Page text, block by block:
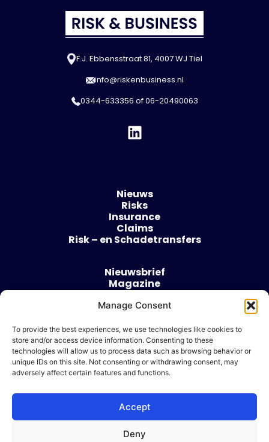
Manage Consent
To provide the best experiences, we use technologies like cookies to
store and/or access device information. Consenting to these
technologies will allow us to process data such as browsing behavior or
unique IDs on this site. Not consenting or withdrawing consent, may
adversely affect certain features and functions.
Accept
Deny
F.J. Ebbensstraat 81, 4007 WJ Tiel
info@riskenbusiness.nl
0344-633356 of06-20490063
Nieuws
Risks
Insurance
Claims
Risk – en Schadetransfers
Nieuwsbrief
Magazine
Over
Algemene voorwaarden
Cookie beleid
Ik wil adverteren